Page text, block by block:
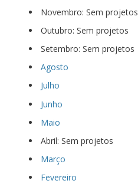
Novembro: Sem projetos
Outubro: Sem projetos
Setembro: Sem projetos
Agosto
Julho
Junho
Maio
Abril: Sem projetos
Março
Fevereiro